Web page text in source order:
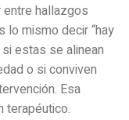
hallazgos
mismo decir “hay
estas se alinean
o si conviven
Esa
terapéutico.